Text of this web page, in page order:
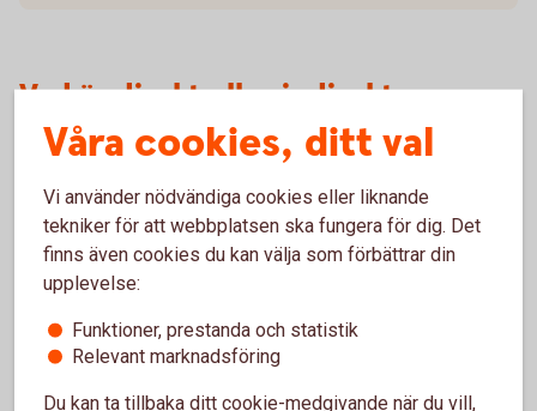
Vad är direkt eller indirekt
kontroll?
Direkt kontroll innebär att den verkliga huvudmannen har ett
direkt ägande eller kontroll i den juridiska personen. Indirekt
kontroll innebär att den verkliga huvudmannen utövar
kontroll över en eller flera juridiska personer som i sin tur
Vem är en person i politiskt utsatt
Våra cookies, ditt val
Vi använder nödvändiga cookies eller liknande
tekniker för att webbplatsen ska fungera för dig. Det
finns även cookies du kan välja som förbättrar din
upplevelse:
Funktioner, prestanda och statistik
Relevant marknadsföring
Du kan ta tillbaka ditt cookie-medgivande när du vill,